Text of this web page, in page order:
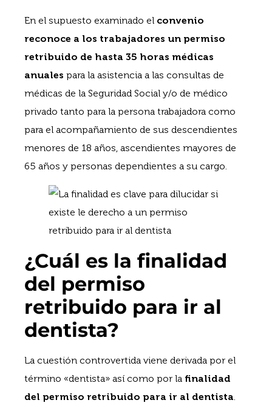
En el supuesto examinado el convenio
reconoce a los trabajadores un permiso
retribuido de hasta 35 horas médicas
anuales para la asistencia a las consultas de
médicas de la Seguridad Social y/o de médico
privado tanto para la persona trabajadora como
para el acompañamiento de sus descendientes
menores de 18 años, ascendientes mayores de
65 años y personas dependientes a su cargo.
¿Cuál es la finalidad
del permiso
retribuido para ir al
dentista?
La cuestión controvertida viene derivada por el
término «dentista» así como por la finalidad
del permiso retribuido para ir al dentista.